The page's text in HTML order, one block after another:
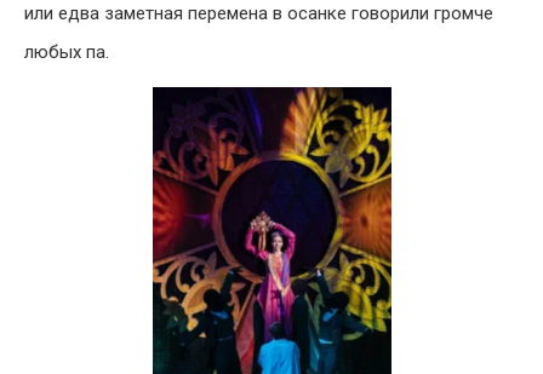
или едва заметная перемена в осанке говорили громче
любых па.